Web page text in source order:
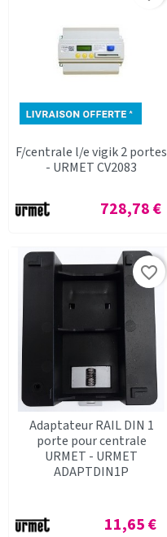
F/centrale l/e vigik 2 portes
- URMET CV2083
Prix
728,78 €
Adaptateur RAIL DIN 1
porte pour centrale
URMET - URMET
ADAPTDIN1P
Prix
11,65 €
favorite_border